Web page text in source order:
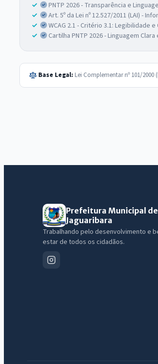
PNTP 2026 - Transparência e
Art. 5º da Lei nº 12.527/2011 (LAI) -
WCAG 2.1 - Critério 3.1: Legibilidade
Cartilha PNTP 2026 - Linguagem
Base Legal: Lei Complementar nº 101/2000
Prefeitura Municipal de
Jaguaribara
Trabalhando pelo desenvolvimento e
estar de todos os cidadãos.